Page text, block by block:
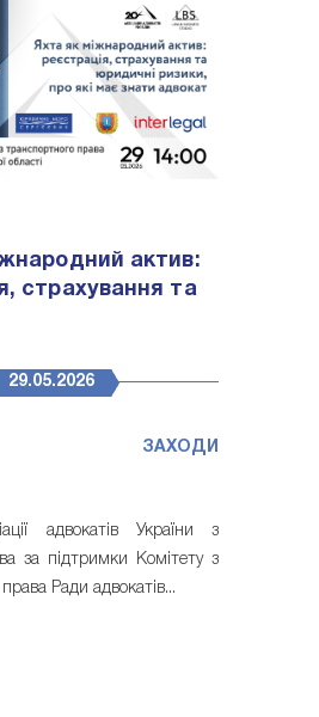
актив:
страхування та
29.05.2026
ЗАХОДИ
адвокатів України з
за підтримки Комітету з
Ради адвокатів...